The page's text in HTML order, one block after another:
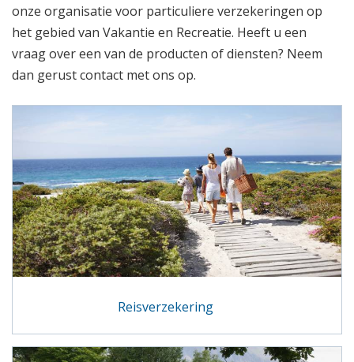
onze organisatie voor particuliere verzekeringen op
het gebied van Vakantie en Recreatie. Heeft u een
vraag over een van de producten of diensten? Neem
dan gerust contact met ons op.
Reisverzekering